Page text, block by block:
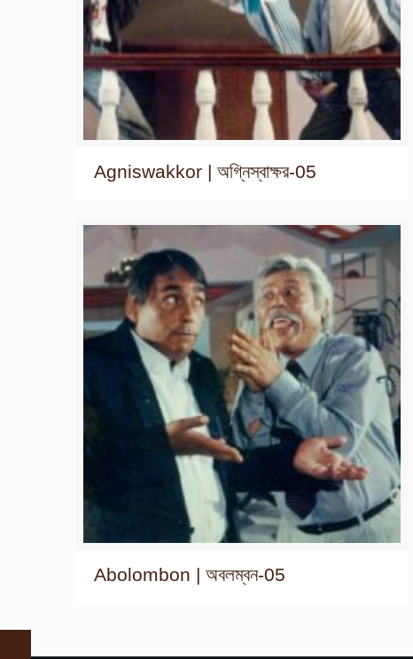
Agniswakkor | অগ্নিস্বাক্ষর-05
Abolombon | অবলম্বন-05